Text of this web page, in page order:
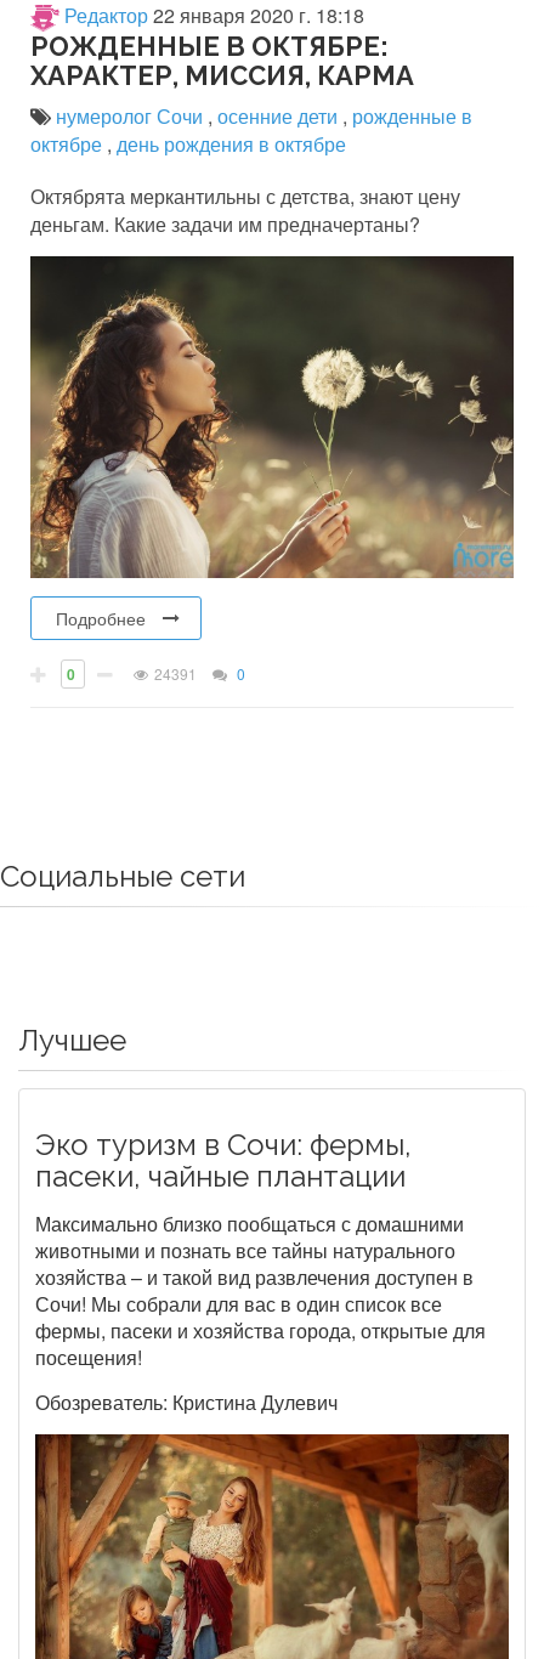
Редактор22 января 2020 г. 18:18
РОЖДЕННЫЕ В ОКТЯБРЕ:
ХАРАКТЕР, МИССИЯ, КАРМА
нумеролог Сочи , осенние дети , рожденные в
октябре , день рождения в октябре
Октябрята меркантильны с детства, знают цену
деньгам. Какие задачи им предначертаны?
Подробнее
0 24391 0
Социальные сети
Лучшее
Эко туризм в Сочи: фермы,
пасеки, чайные плантации
Максимально близко пообщаться с домашними
животными и познать все тайны натурального
хозяйства – и такой вид развлечения доступен в
Сочи! Мы собрали для вас в один список все
фермы, пасеки и хозяйства города, открытые для
посещения!
Обозреватель: Кристина Дулевич